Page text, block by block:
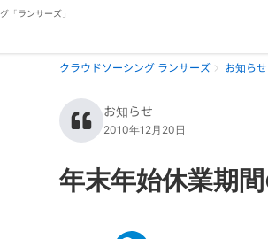
「ランサーズ」
クラウドソーシング ランサーズ お知らせ
お知らせ
2010年12月20日
年末年始休業期